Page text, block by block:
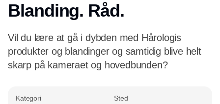
Blanding. Råd.
Vil du lære at gå i dybden med Hårologis
produkter og blandinger og samtidig blive helt
skarp på kameraet og hovedbunden?
Kategori
Sted